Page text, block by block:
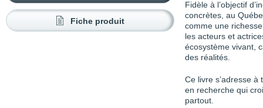
Fiche produit
Fidèle à l’objectif
concrètes, au
comme une
les acteurs et
écosystème vivant,
des réalités.
Ce livre s’adresse
en recherche qui
partout.